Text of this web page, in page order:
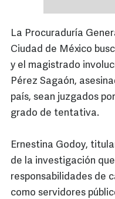
La Procuraduría
Ciudad de México
y el magistrado
Pérez Sagaón,
país, sean juzgados
grado de tentativa.
Ernestina Godoy,
de la investigación
responsabilidades de
como servidores